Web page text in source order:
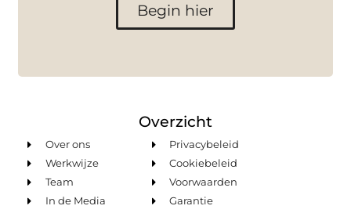
Begin hier
Overzicht
Over ons
Werkwijze
Team
In de Media
Privacybeleid
Cookiebeleid
Voorwaarden
Garantie